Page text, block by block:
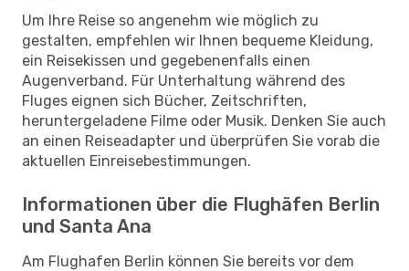
Um Ihre Reise so angenehm wie möglich zu
gestalten, empfehlen wir Ihnen bequeme Kleidung,
ein Reisekissen und gegebenenfalls einen
Augenverband. Für Unterhaltung während des
Fluges eignen sich Bücher, Zeitschriften,
heruntergeladene Filme oder Musik. Denken Sie auch
an einen Reiseadapter und überprüfen Sie vorab die
aktuellen Einreisebestimmungen.
Informationen über die Flughäfen Berlin
und Santa Ana
Am Flughafen Berlin können Sie bereits vor dem